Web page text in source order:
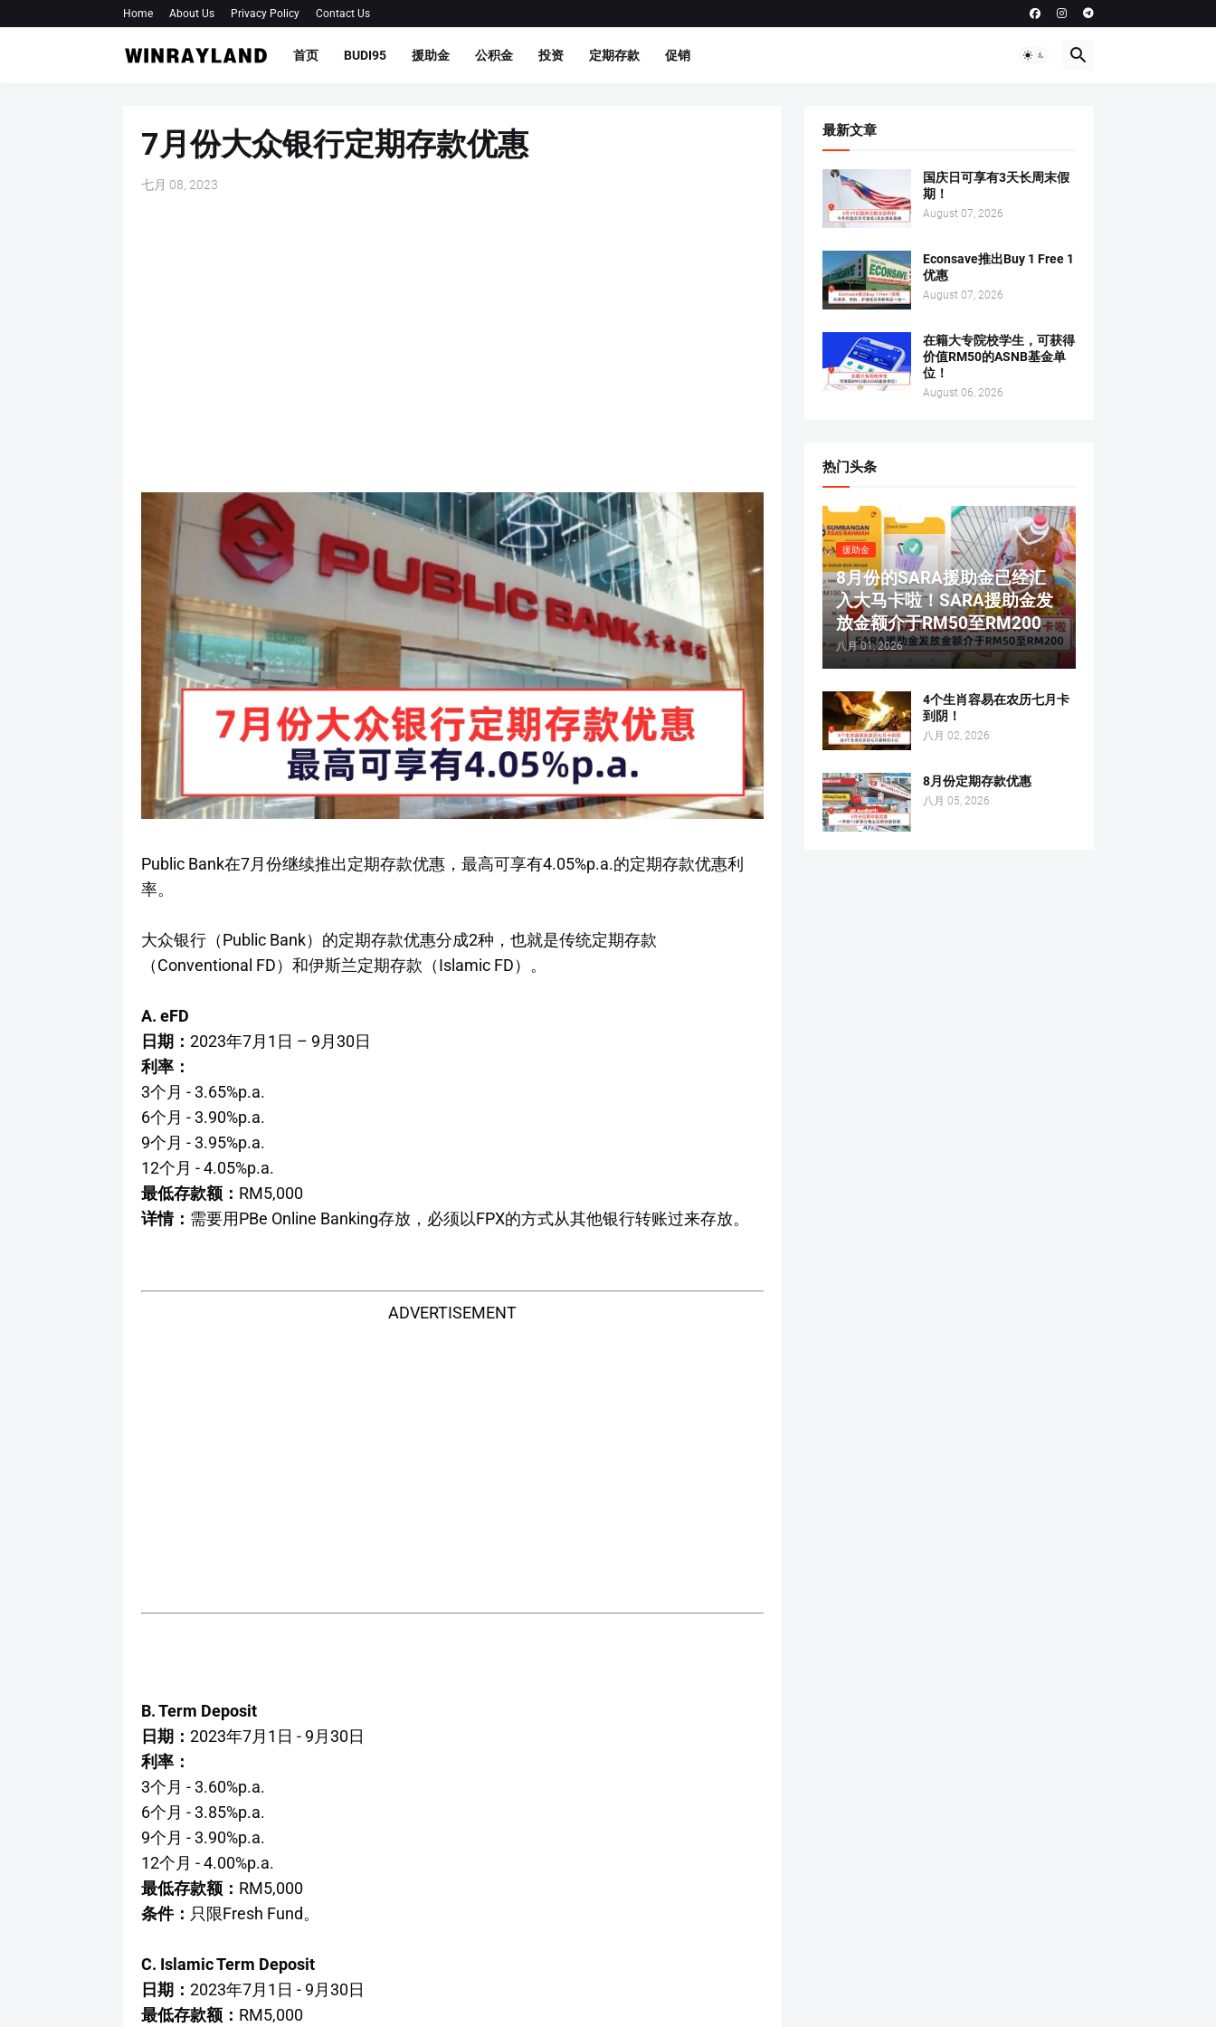
Home About Us Privacy Policy Contact Us
首页 BUDI95 援助金 公积金 投资 定期存款 促销
7月份大众银行定期存款优惠
七月 08, 2023
Public Bank在7月份继续推出定期存款优惠，最高可享有4.05%p.a.的定期存款优惠利
率。
大众银行（Public Bank）的定期存款优惠分成2种，也就是传统定期存款
（Conventional FD）和伊斯兰定期存款（Islamic FD）。
A. eFD
日期： 2023年7月1日 – 9月30日
利率：
3个月 - 3.65%p.a.
6个月 - 3.90%p.a.
9个月 - 3.95%p.a.
12个月 - 4.05%p.a.
最低存款额： RM5,000
详情： 需要用PBe Online Banking存放，必须以FPX的方式从其他银行转账过来存放。
ADVERTISEMENT
B. Term Deposit
日期： 2023年7月1日 - 9月30日
利率：
3个月 - 3.60%p.a.
6个月 - 3.85%p.a.
9个月 - 3.90%p.a.
12个月 - 4.00%p.a.
最低存款额： RM5,000
条件： 只限Fresh Fund。
C. Islamic Term Deposit
日期： 2023年7月1日 - 9月30日
最低存款额： RM5,000
最新文章
国庆日可享有3天长周末假
期！
August 07, 2026
Econsave推出Buy 1 Free 1
优惠
August 07, 2026
在籍大专院校学生，可获得
价值RM50的ASNB基金单
位！
August 06, 2026
热门头条
援助金
8月份的SARA援助金已经汇
入大马卡啦！SARA援助金发
放金额介于RM50至RM200
八月 01, 2026
4个生肖容易在农历七月卡
到阴！
八月 02, 2026
8月份定期存款优惠
八月 05, 2026